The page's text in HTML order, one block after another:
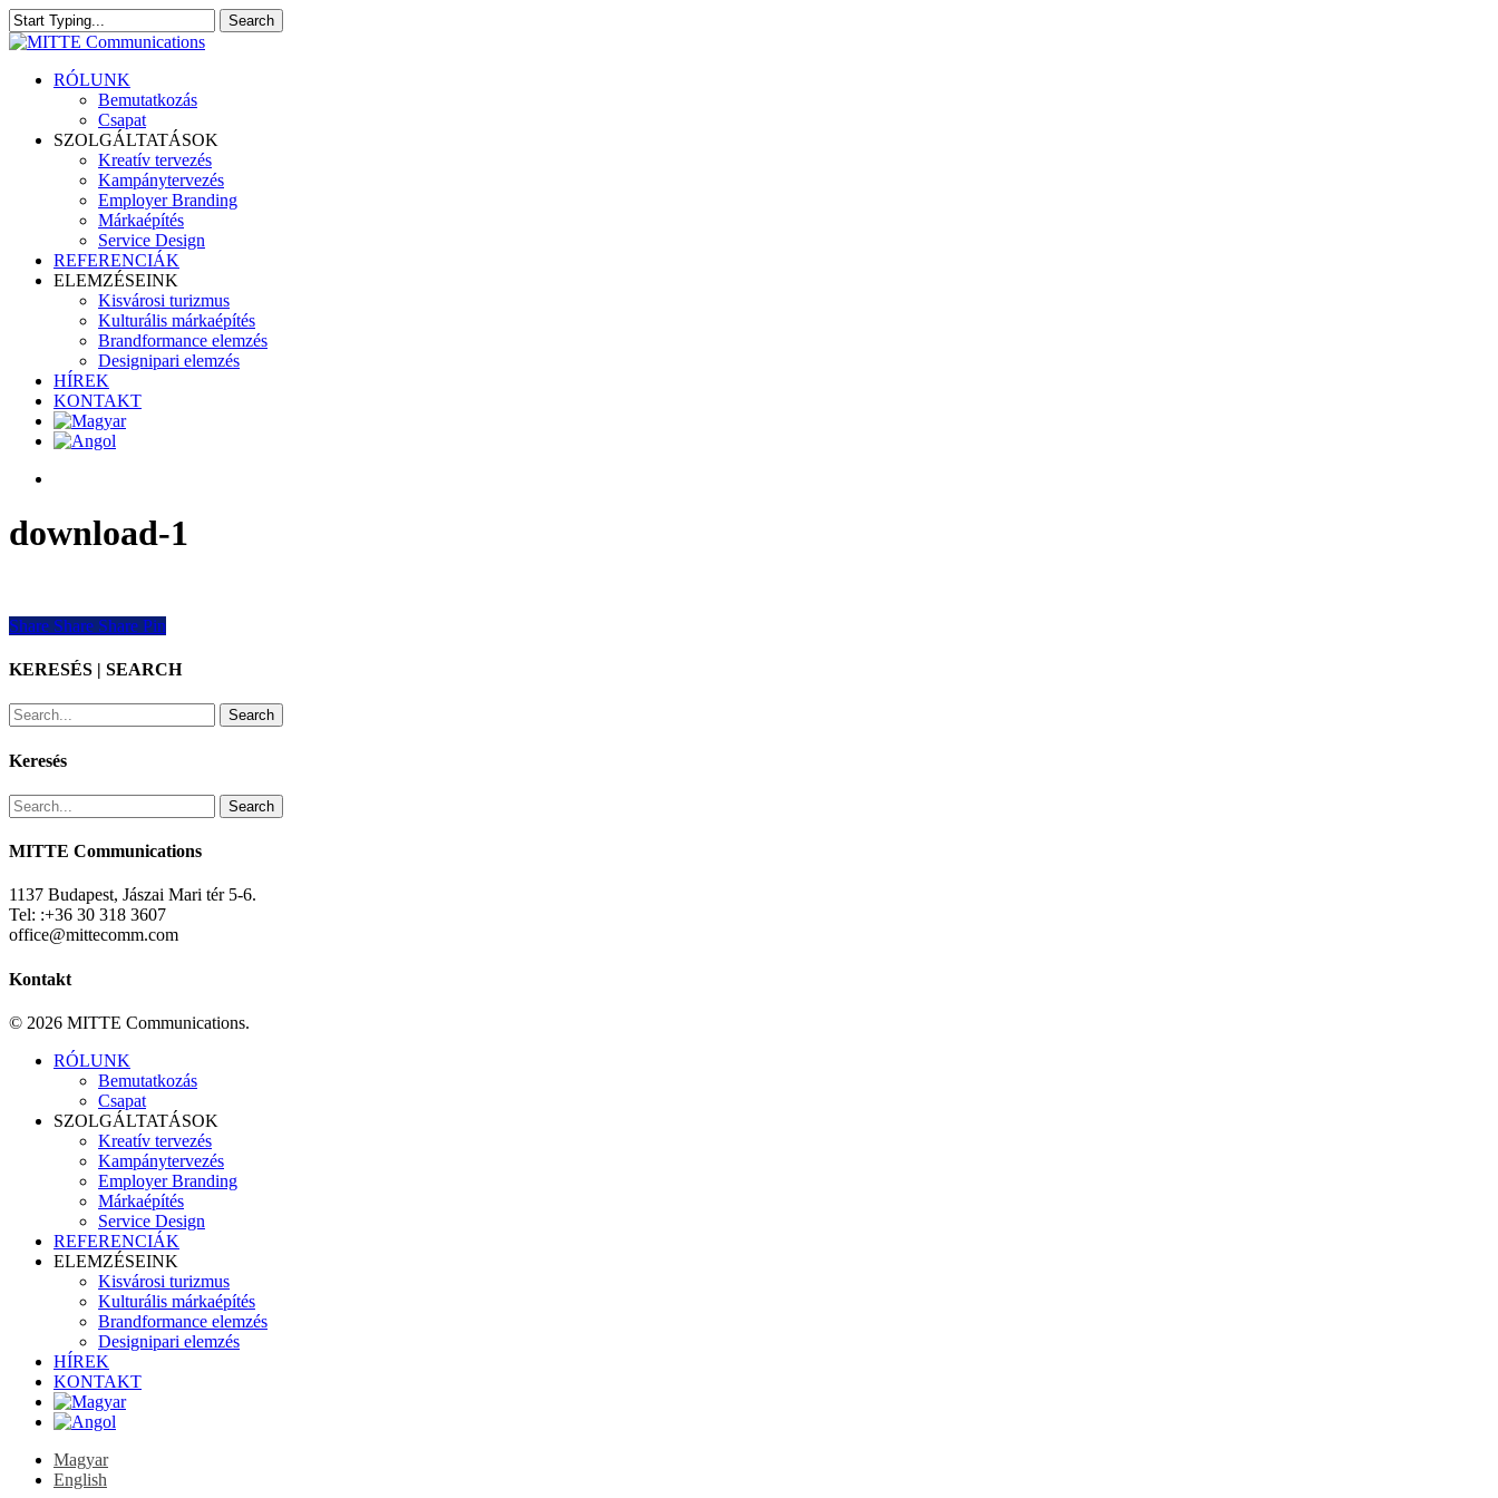
Skip
to
content
Search
Close
search
Menu
RÓLUNK
Bemutatkozás
Csapat
SZOLGÁLTATÁSOK
Kreatív tervezés
Kampánytervezés
Employer Branding
Márkaépítés
Service Design
REFERENCIÁK
ELEMZÉSEINK
Kisvárosi turizmus
Kulturális márkaépítés
Brandformance elemzés
Designipari elemzés
HÍREK
KONTAKT
download-1
Share
Share Share Share Pin
KERESÉS | SEARCH
Search
Keresés
Search
MITTE Communications
1137 Budapest, Jászai Mari tér 5-6.
Tel: :+36 30 318 3607
office@mittecomm.com
Kontakt
© 2026 MITTE Communications.
Close
RÓLUNK
Bemutatkozás
Csapat
SZOLGÁLTATÁSOK
Kreatív tervezés
Kampánytervezés
Employer Branding
Márkaépítés
Service Design
REFERENCIÁK
ELEMZÉSEINK
Kisvárosi turizmus
Kulturális márkaépítés
Brandformance elemzés
Designipari elemzés
HÍREK
KONTAKT
Magyar
English